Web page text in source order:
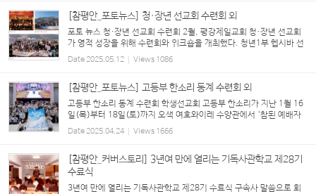
[참평안_포토뉴스] 청·장년 선교회 수련회 외
포토 뉴스 청·장년 선교회 수련회 2월, 평강제일교회 청·장년 선교회
가 영적 성장을 위해 수련회와 워크숍을 개최했다. 청년1부 헵시바 선
교회(20-26세)는 여주 평강제일연수원에서 ‘향기로운 제물로 열납되
게 하소서(레 1:3-17, 2:1-16, 11:44-45, 롬 ...
Date2025.05.12 Views 1086
[참평안_포토뉴스] 고등부 한소리 동계 수련회 외
고등부 한소리 동계 수련회 학생선교회 고등부 한소리가 지난 1월 16
일(목)부터 18일(토)까지 오색 여호와이레 수양관에서 ‘참된 예배자
로 말씀을 지켜 구속사를 성취하는 한소리(롬 12:1, 계 3:10, 골 1:2
5)’라는 주제로 동계 수련회를 개최했다. 구속사 12...
Date2025.04.24 Views 1666
[참평안_커버스토리] 3년여 만에 열리는 기독사관학교 제28기
수료식
3년여 만에 열리는 기독사관학교 제28기 수료식 구속사 말씀으로 회